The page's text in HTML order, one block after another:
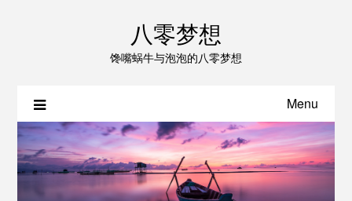
八零梦想
馋嘴蜗牛与泡泡的八零梦想
Menu